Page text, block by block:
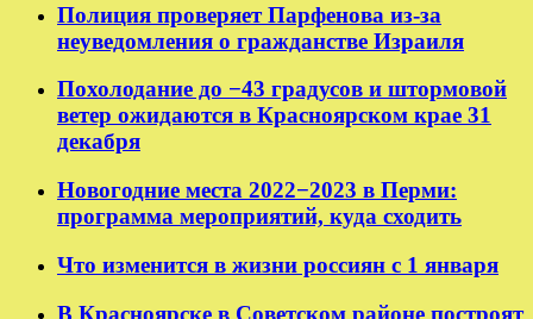
Полиция проверяет Парфенова из-за
неуведомления о гражданстве Израиля
Похолодание до −43 градусов и штормовой
ветер ожидаются в Красноярском крае 31
декабря
Новогодние места 2022−2023 в Перми:
программа мероприятий, куда сходить
Что изменится в жизни россиян с 1 января
В Красноярске в Советском районе построят